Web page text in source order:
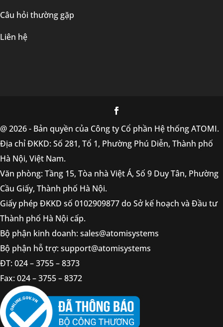
Câu hỏi thường gặp
Liên hệ
@ 2026 - Bản quyền của Công ty Cổ phần Hệ thống ATOMI.
Địa chỉ ĐKKD: Số 281, Tổ 1, Phường Phú Diễn, Thành phố
Hà Nội, Việt Nam.
Văn phòng: Tầng 15, Tòa nhà Việt Á, Số 9 Duy Tân, Phường
Cầu Giấy, Thành phố Hà Nội.
Giấy phép ĐKKD số 0102909877 do Sở kế hoạch và Đầu tư
Thành phố Hà Nội cấp.
Bộ phận kinh doanh: sales@atomisystems
Bộ phận hỗ trợ: support@atomisystems
ĐT: 024 – 3755 – 8373
Fax: 024 – 3755 – 8372